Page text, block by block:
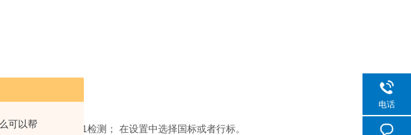
可以帮
标NY/T448-2001检测； 在设置中选择国标或者行标。
电话